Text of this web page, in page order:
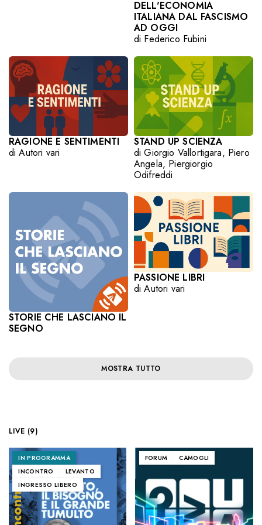
DELL'ECONOMIA
ITALIANA DAL FASCISMO
AD OGGI
di Federico Fubini
RAGIONE E SENTIMENTI
di Autori vari
STAND UP SCIENZA
diGiorgio Vallortigara, Piero
Angela, Piergiorgio
Odifreddi
STORIE CHE LASCIANO IL
SEGNO
PASSIONE LIBRI
di Autori vari
MOSTRA TUTTO
LIVE (9)
IN PROGRAMMA
INCONTRO
LEVANTO
INGRESSO LIBERO
FORUM CAMOGLI